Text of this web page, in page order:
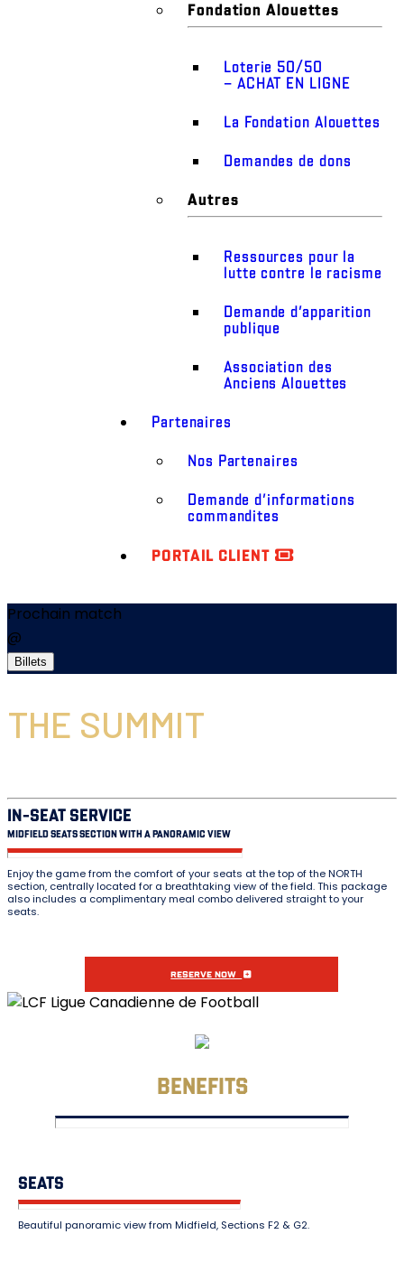
Fondation Alouettes
Loterie 50/50
– ACHAT EN LIGNE
La Fondation Alouettes
Demandes de dons
Autres
Ressources pour la
lutte contre le racisme
Demande d’apparition
publique
Association des
Anciens Alouettes
Partenaires
Nos Partenaires
Demande d’informations
commandites
PORTAIL CLIENT
Prochain match
@
Billets
THE SUMMIT
IN-SEAT SERVICE
MIDFIELD SEATS SECTION WITH A PANORAMIC VIEW
Enjoy the game from the comfort of your seats at the top of the NORTH
section, centrally located for a breathtaking view of the field. This package
also includes a complimentary meal combo delivered straight to your
seats.
RESERVE NOW
BENEFITS
SEATS
Beautiful panoramic view from Midfield, Sections F2 & G2.